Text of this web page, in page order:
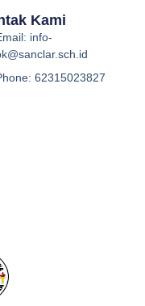
Kami
info-
62315023827